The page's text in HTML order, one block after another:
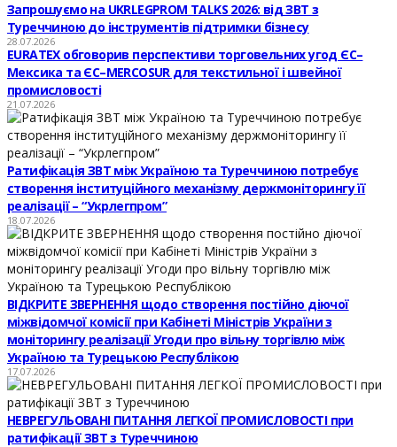
Запрошуємо на UKRLEGPROM TALKS 2026: від ЗВТ з
Туреччиною до інструментів підтримки бізнесу
28.07.2026
EURATEX обговорив перспективи торговельних угод ЄС–
Мексика та ЄС–MERCOSUR для текстильної і швейної
промисловості
21.07.2026
Ратифікація ЗВТ між Україною та Туреччиною потребує
створення інституційного механізму держмоніторингу її
реалізації – “Укрлегпром”
18.07.2026
ВІДКРИТЕ ЗВЕРНЕННЯ щодо створення постійно діючої
міжвідомчої комісії при Кабінеті Міністрів України з
моніторингу реалізації Угоди про вільну торгівлю між
Україною та Турецькою Республікою
17.07.2026
НЕВРЕГУЛЬОВАНІ ПИТАННЯ ЛЕГКОЇ ПРОМИСЛОВОСТІ при
ратифікації ЗВТ з Туреччиною